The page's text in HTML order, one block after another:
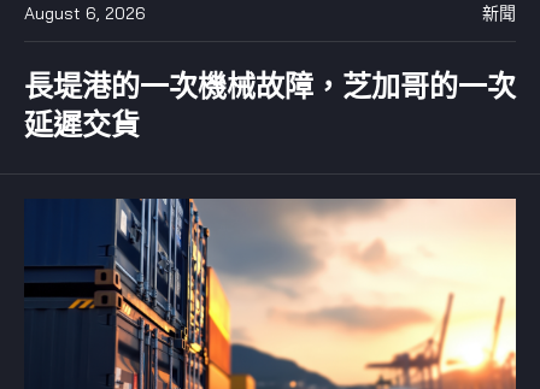
August 6, 2026 新聞
長堤港的一次機械故障，芝加哥的一次
延遲交貨